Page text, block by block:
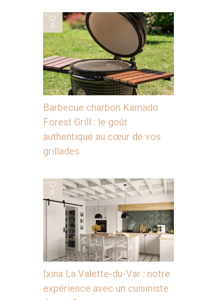
0
Barbecue charbon Kamado
Forest Grill : le goût
authentique au cœur de vos
grillades
0
Ixina La Valette-du-Var : notre
expérience avec un cuisiniste